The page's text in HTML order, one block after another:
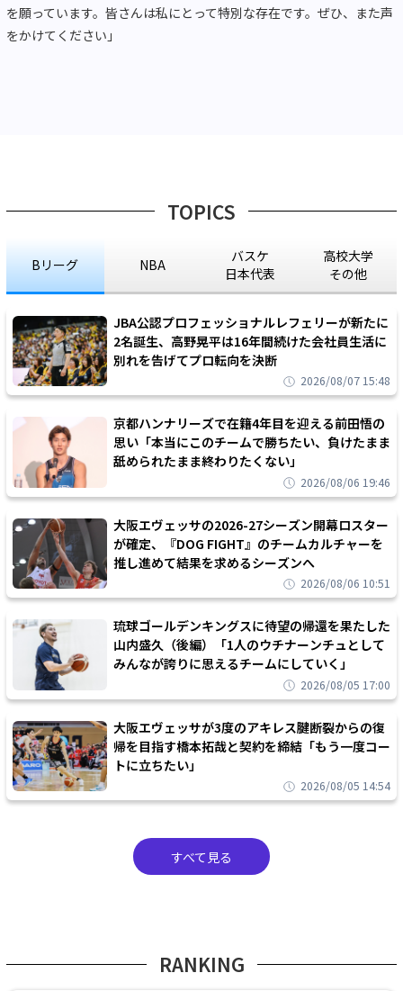
を願っています。皆さんは私にとって特別な存在です。ぜひ、また声
をかけてください」
TOPICS
Bリーグ NBA
バスケ
日本代表
高校大学
その他
JBA公認プロフェッショナルレフェリーが新たに
2名誕生、高野晃平は16年間続けた会社員生活に
別れを告げてプロ転向を決断
2026/08/07 15:48
京都ハンナリーズで在籍4年目を迎える前田悟の
思い「本当にこのチームで勝ちたい、負けたまま
舐められたまま終わりたくない」
2026/08/06 19:46
大阪エヴェッサの2026-27シーズン開幕ロスター
が確定、『DOG FIGHT』のチームカルチャーを
推し進めて結果を求めるシーズンへ
2026/08/06 10:51
琉球ゴールデンキングスに待望の帰還を果たした
山内盛久（後編）「1人のウチナーンチュとして
みんなが誇りに思えるチームにしていく」
2026/08/05 17:00
大阪エヴェッサが3度のアキレス腱断裂からの復
帰を目指す橋本拓哉と契約を締結「もう一度コー
トに立ちたい」
2026/08/05 14:54
すべて見る
RANKING